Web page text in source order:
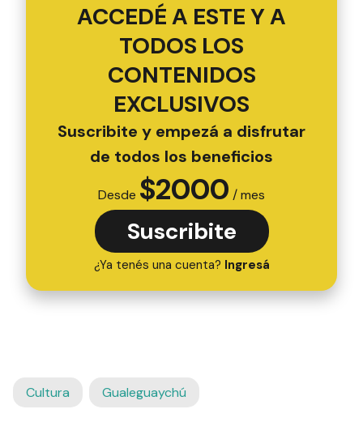
ACCEDÉ A ESTE Y A
TODOS LOS
CONTENIDOS
EXCLUSIVOS
Suscribite y empezá a disfrutar
de todos los beneficios
Desde $2000 / mes
Suscribite
¿Ya tenés una cuenta? Ingresá
Cultura Gualeguaychú